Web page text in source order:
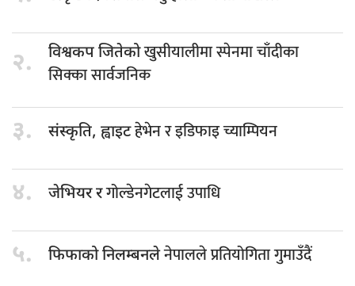
२. विश्वकप जितेकोखुसीयालीमा स्पेनमा चाँदीका
सिक्का सार्वजनिक
३. संस्कृति, ह्वाइटहेभेन र इडिफाइ च्याम्पियन
४. जेभियर रगोल्डेनगेटलाई उपाधि
५. फिफाको निलम्बनलेनेपालले प्रतियोगिता गुमाउँदैं